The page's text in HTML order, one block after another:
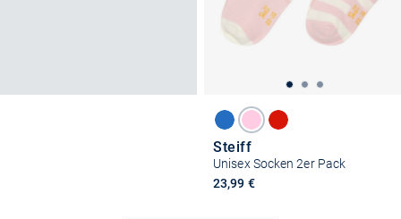
Steiff
Unisex Socken 2er Pack
23,99 €